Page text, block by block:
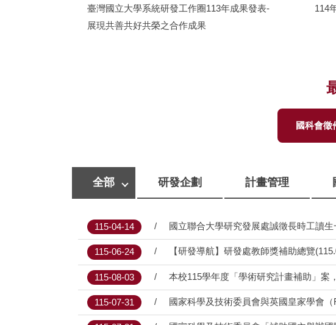
臺灣國立大學系統研發工作圈113年成果發表-
展現共善共好共榮之合作成果
114
國科會徵
全部 研發企劃 計畫管理
115-04-14 國立聯合大學研究發展處誠徵長時工讀
115-06-24 【研發導航】研發處教師獎補助總覽
115-08-03 本校115學年度「學術研究計畫補助」案
115-07-31 國家科學及技術委員會與英國皇家學會（RS）